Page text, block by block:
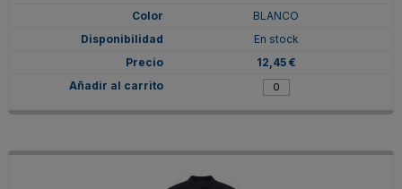
BLANCO
En stock
12,45 €